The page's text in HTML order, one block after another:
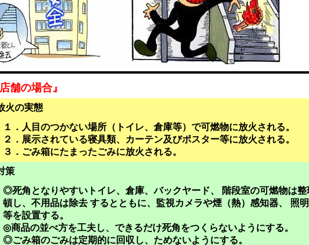
舗の場合』
火の実態
１．人目のつかない場所（トイレ、倉庫等）で可燃物に放火される。
２．展示されている寝具類、カーテン及びポスター等に放火される。
３．ごみ箱にたまったごみに放火される。
策
◎死角となりやすいトイレ、倉庫、バックヤード、 階段室の可燃物は整
頓し、不用品は除去 するとともに、監視カメラや煙（熱）感知器、 照
等を設置する。
◎商品の並べ方を工夫し、できるだけ死角をつくらないようにする。
◎ごみ箱のごみは定期的に回収し、ためないようにする。